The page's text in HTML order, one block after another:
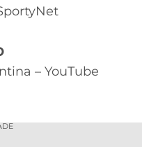
– YouTube